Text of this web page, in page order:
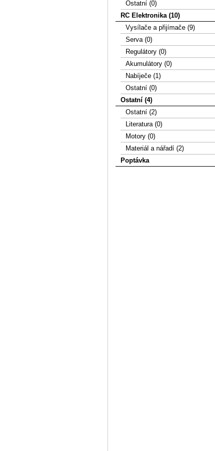
Ostatní (0)
RC Elektronika (10)
Vysílače a přijímače (9)
Serva (0)
Regulátory (0)
Akumulátory (0)
Nabíječe (1)
Ostatní (0)
Ostatní (4)
Ostatní (2)
Literatura (0)
Motory (0)
Materiál a nářadí (2)
Poptávka